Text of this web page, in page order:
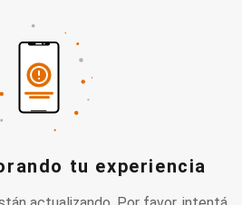
tu experiencia